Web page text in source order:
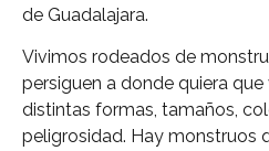
de Guadalajara.
Vivimos rodeados de
persiguen a donde quiera
distintas formas, tamaños,
peligrosidad. Hay monstruos